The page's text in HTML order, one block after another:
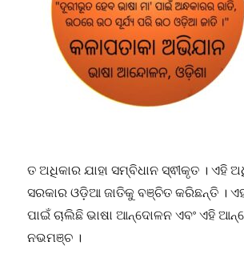
ତ ଅଧିକାର ଯାହା ସମ୍ବିଧାନ ସ୍ଵୀକୃତ । ଏହି
ସରକାର ଓଡ଼ିଆ ଜାତିକୁ ବଞ୍ଚିତ କରିଛନ୍ତି ।
ପାଇଁ ଚାଲିଛି ଭାଷା ଆନ୍ଦୋଳନ ଏବଂ ଏହି
ନଭମଞ୍ଚ ।